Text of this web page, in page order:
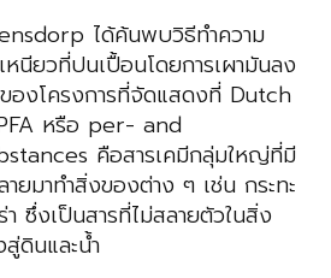
ได้ค้นพบวิธีทำความ
หนียวที่ปนเปื้อนโดยการเผามันลง
องโครงการที่จัดแสดงที่ Dutch
หรือ per- and
คือสารเคมีกลุ่มใหญ่ที่มี
ยมาทำสิ่งของต่าง ๆ เช่น กระทะ
ซึ่งเป็นสารที่ไม่สลายตัวในสิ่ง
ดินและน้ำ